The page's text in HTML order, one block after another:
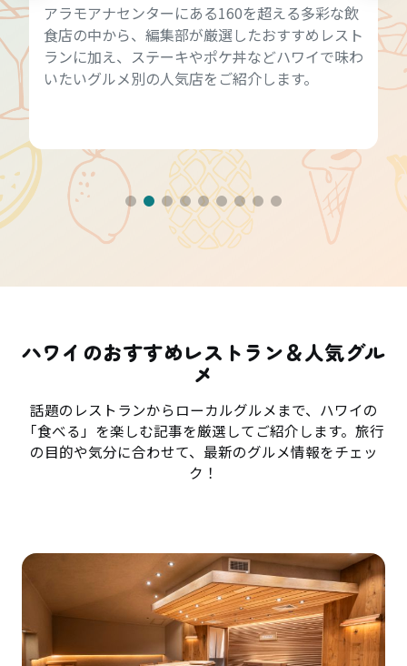
アラモアナセンターにある160を超える多彩な飲
食店の中から、編集部が厳選したおすすめレスト
ランに加え、ステーキやポケ丼などハワイで味わ
いたいグルメ別の人気店をご紹介します。
ハワイのおすすめレストラン＆人気グル
メ
話題のレストランからローカルグルメまで、ハワイの
「食べる」を楽しむ記事を厳選してご紹介します。旅行
の目的や気分に合わせて、最新のグルメ情報をチェッ
ク！